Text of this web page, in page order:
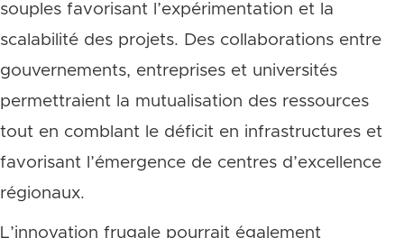
souples favorisant l’expérimentation et la
scalabilité des projets. Des collaborations entre
gouvernements, entreprises et universités
permettraient la mutualisation des ressources
tout en comblant le déficit en infrastructures et
favorisant l’émergence de centres d’excellence
régionaux.
L’innovation frugale pourrait également